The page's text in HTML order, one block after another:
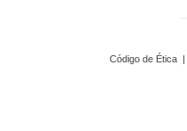
Código de Ética |